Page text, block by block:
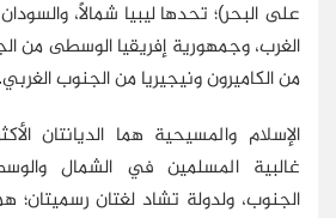
على البحر)؛ تحدها ليبيا شمالاً،
الغرب، وجمهورية إفريقيا الوسطى من
من الكاميرون ونيجيريا من الجنوب الغربي.
الإسلام والمسيحية هما الديانتان
غالبية المسلمين في الشمال
الجنوب، ولدولة تشاد لغتان رسميتان؛